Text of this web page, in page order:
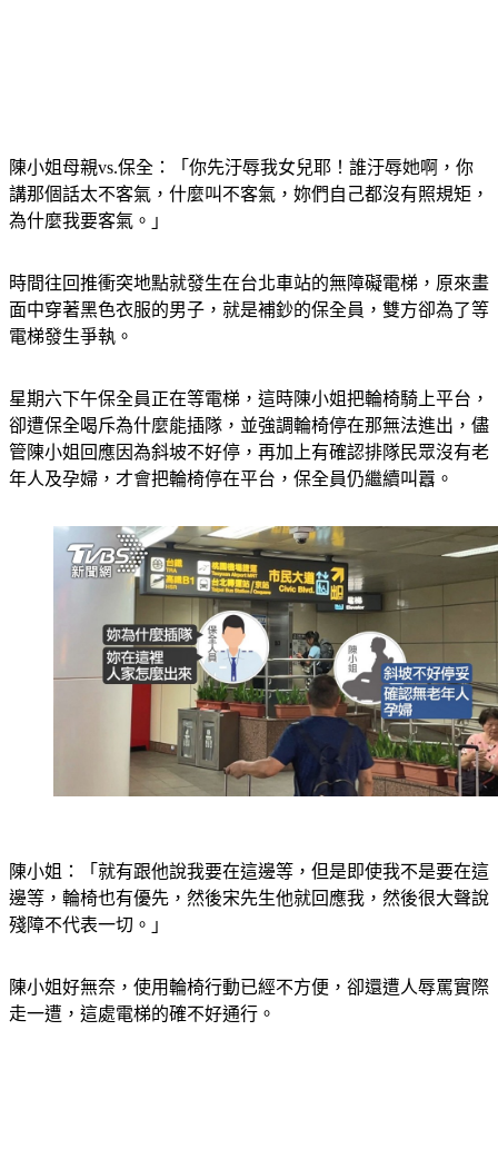
陳小姐母親vs.保全：「你先汙辱我女兒耶！誰汙辱她啊，你
講那個話太不客氣，什麼叫不客氣，妳們自己都沒有照規矩，
為什麼我要客氣。」
時間往回推衝突地點就發生在台北車站的無障礙電梯，原來畫
面中穿著黑色衣服的男子，就是補鈔的保全員，雙方卻為了等
電梯發生爭執。
星期六下午保全員正在等電梯，這時陳小姐把輪椅騎上平台，
卻遭保全喝斥為什麼能插隊，並強調輪椅停在那無法進出，儘
管陳小姐回應因為斜坡不好停，再加上有確認排隊民眾沒有老
年人及孕婦，才會把輪椅停在平台，保全員仍繼續叫囂。
陳小姐：「就有跟他說我要在這邊等，但是即使我不是要在這
邊等，輪椅也有優先，然後宋先生他就回應我，然後很大聲說
殘障不代表一切。」
陳小姐好無奈，使用輪椅行動已經不方便，卻還遭人辱罵實際
走一遭，這處電梯的確不好通行。